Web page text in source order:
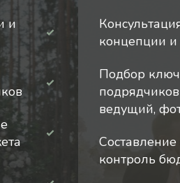
и
концепции и
Подбор
ведущий,
контроль